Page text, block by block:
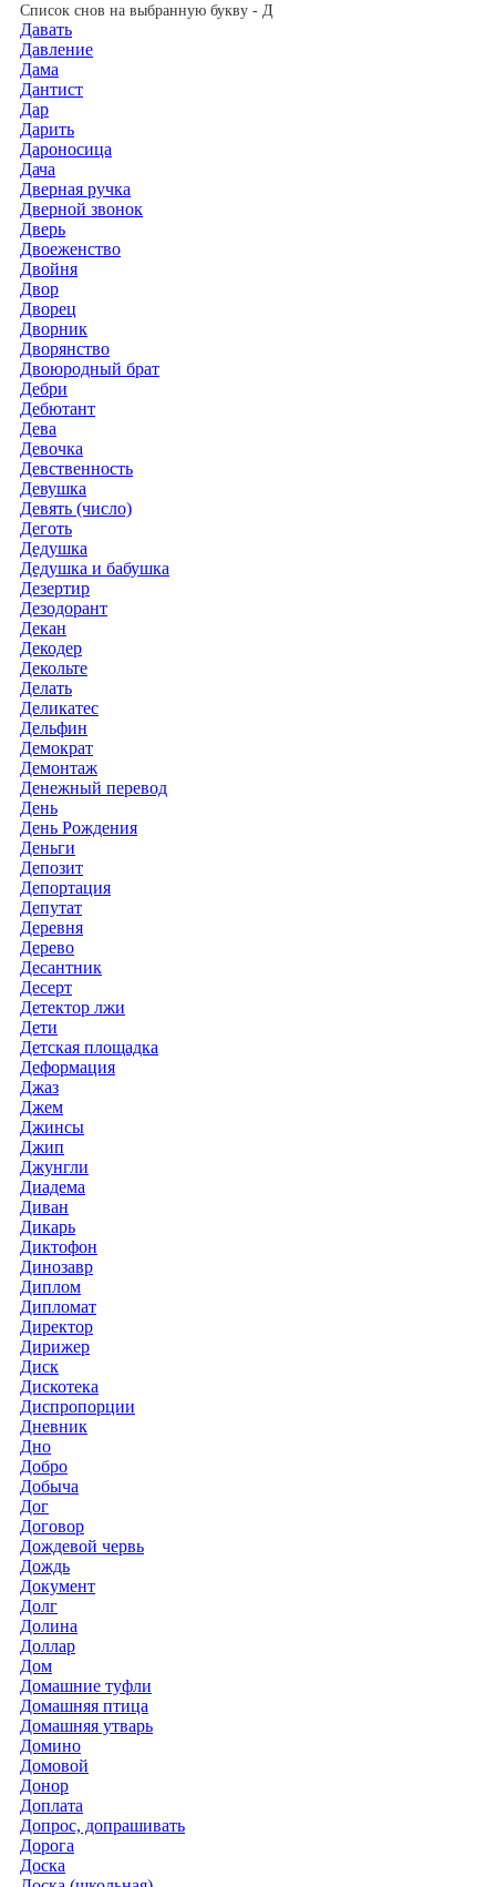
Список снов на выбранную букву - Д
Давать
Давление
Дама
Дантист
Дар
Дарить
Дароносица
Дача
Дверная ручка
Дверной звонок
Дверь
Двоеженство
Двойня
Двор
Дворец
Дворник
Дворянство
Двоюродный брат
Дебри
Дебютант
Дева
Девочка
Девственность
Девушка
Девять (число)
Деготь
Дедушка
Дедушка и бабушка
Дезертир
Дезодорант
Декан
Декодер
Декольте
Делать
Деликатес
Дельфин
Демократ
Демонтаж
Денежный перевод
День
День Рождения
Деньги
Депозит
Депортация
Депутат
Деревня
Дерево
Десантник
Десерт
Детектор лжи
Дети
Детская площадка
Деформация
Джаз
Джем
Джинсы
Джип
Джунгли
Диадема
Диван
Дикарь
Диктофон
Динозавр
Диплом
Дипломат
Директор
Дирижер
Диск
Дискотека
Диспропорции
Дневник
Дно
Добро
Добыча
Дог
Договор
Дождевой червь
Дождь
Документ
Долг
Долина
Доллар
Дом
Домашние туфли
Домашняя птица
Домашняя утварь
Домино
Домовой
Донор
Доплата
Допрос, допрашивать
Дорога
Доска